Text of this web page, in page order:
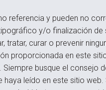
referencia y pueden no
y/o finalización
curar o prevenir
proporcionada en este
busque el consejo
leído en este sitio